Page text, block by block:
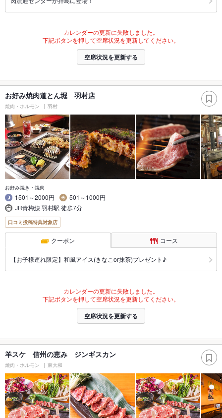
カレンダーの更新に失敗しました。
下記ボタンを押して空席状況を更新してください。
空席状況を更新する
お好み焼肉道とん堀 羽村店
焼肉・ホルモン 羽村
お好み焼き・焼肉
1501～2000円
501～1000円
JR青梅線 羽村駅 徒歩7分
口コミ投稿特典対象店
クーポン コース
【お子様連れ限定】和風アイス(きなこor抹茶)プレゼント♪
カレンダーの更新に失敗しました。
下記ボタンを押して空席状況を更新してください。
空席状況を更新する
羊スケ 信州の恵み ジンギスカン
焼肉・ホルモン 東大和